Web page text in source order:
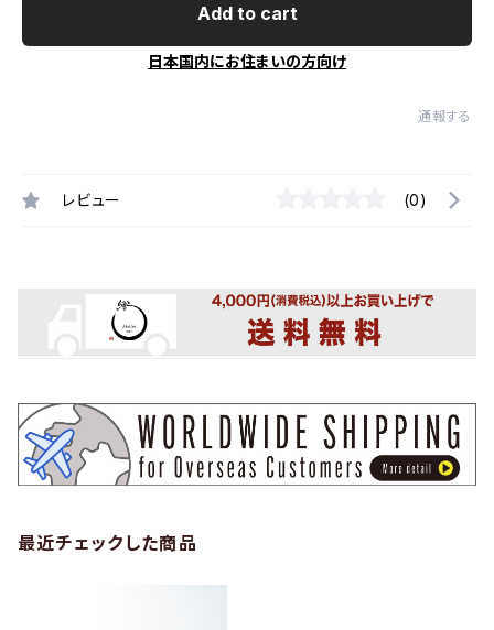
Add to cart
日本国内にお住まいの方向け
通報する
レビュー (0)
最近チェックした商品